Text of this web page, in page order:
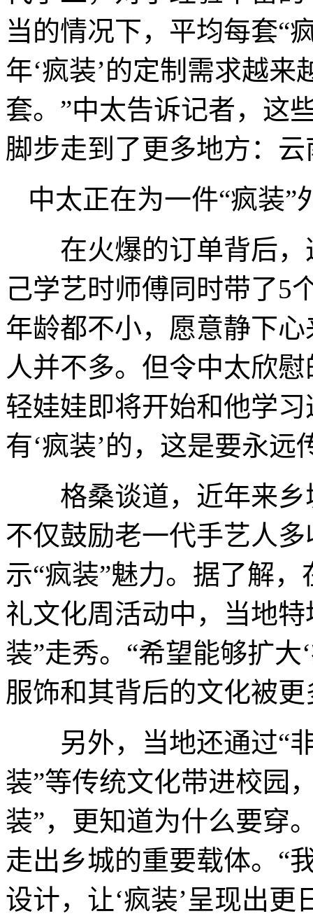
当的情况下，平均每套“
年‘疯装’的定制需求越
套。”中太告诉记者，这
脚步走到了更多地方：
中太正在为一件“疯装
在火爆的订单背后，
己学艺时师傅同时带了5
年龄都不小，愿意静下
人并不多。但令中太欣
轻娃娃即将开始和他学
有‘疯装’的，这是要永远
格桑谈道，近年来乡
不仅鼓励老一代手艺人
示“疯装”魅力。据了解
礼文化周活动中，当地
装”走秀。“希望能够扩
服饰和其背后的文化被
另外，当地还通过“非
装”等传统文化带进校园
装”，更知道为什么要穿
走出乡城的重要载体。“
设计，让‘疯装’呈现出